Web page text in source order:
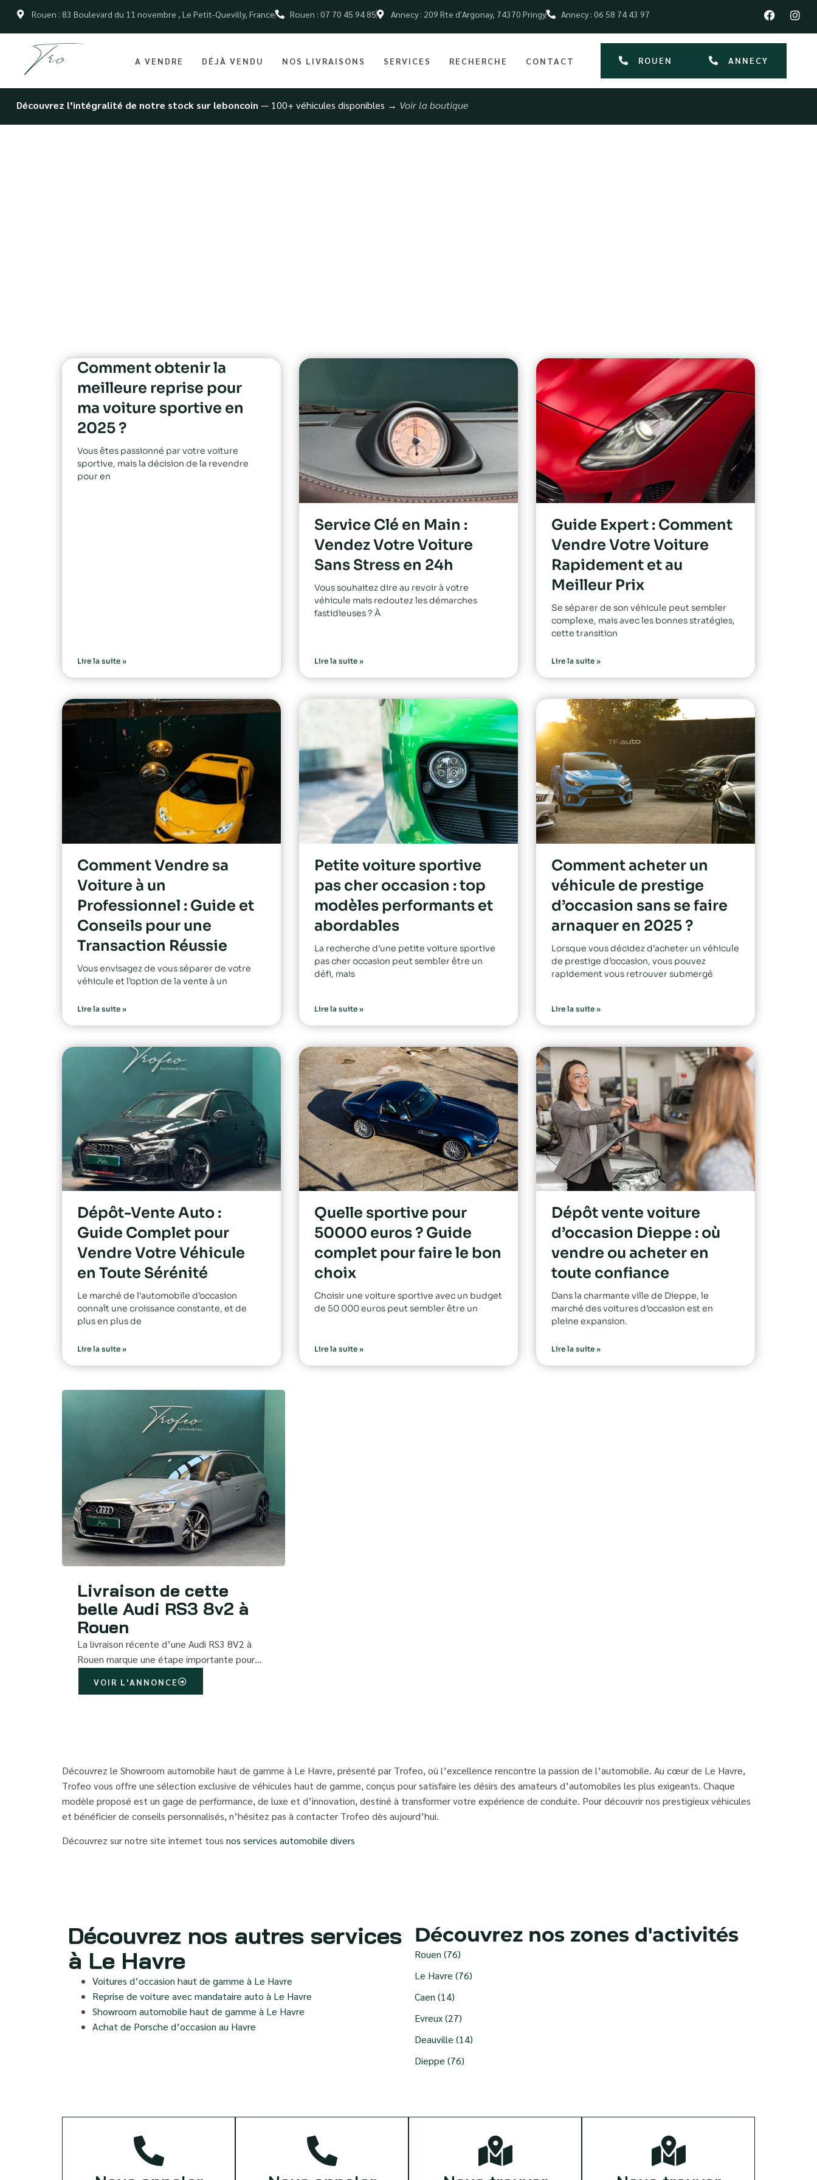
Rouen : 83 Boulevard du 11 novembre , Le Petit-Quevilly, France Rouen : 07 70 45 94 85 Annecy : 209 Rte d'Argonay, 74370 Pringy Annecy : 06 58 74 43 97
A VENDRE DÉJÀ VENDU NOS LIVRAISONS SERVICES RECHERCHE CONTACT ROUEN ANNECY
Découvrez l’intégralité de notre stock sur leboncoin — 100+ véhicules disponibles → Voir la boutique
Comment obtenir la
meilleure reprise pour
ma voiture sportive en
2025 ?
Vous êtes passionné par votre voiture
sportive, mais la décision de la revendre
pour en
Lire la suite »
Service Clé en Main :
Vendez Votre Voiture
Sans Stress en 24h
Vous souhaitez dire au revoir à votre
véhicule mais redoutez les démarches
fastidieuses ? À
Lire la suite »
Guide Expert : Comment
Vendre Votre Voiture
Rapidement et au
Meilleur Prix
Se séparer de son véhicule peut sembler
complexe, mais avec les bonnes stratégies,
cette transition
Lire la suite »
Comment Vendre sa
Voiture à un
Professionnel : Guide et
Conseils pour une
Transaction Réussie
Vous envisagez de vous séparer de votre
véhicule et l’option de la vente à un
Lire la suite »
Petite voiture sportive
pas cher occasion : top
modèles performants et
abordables
La recherche d’une petite voiture sportive
pas cher occasion peut sembler être un
défi, mais
Lire la suite »
Comment acheter un
véhicule de prestige
d’occasion sans se faire
arnaquer en 2025 ?
Lorsque vous décidez d’acheter un véhicule
de prestige d’occasion, vous pouvez
rapidement vous retrouver submergé
Lire la suite »
Dépôt-Vente Auto :
Guide Complet pour
Vendre Votre Véhicule
en Toute Sérénité
Le marché de l’automobile d’occasion
connaît une croissance constante, et de
plus en plus de
Lire la suite »
Quelle sportive pour
50000 euros ? Guide
complet pour faire le bon
choix
Choisir une voiture sportive avec un budget
de 50 000 euros peut sembler être un
Lire la suite »
Dépôt vente voiture
d’occasion Dieppe : où
vendre ou acheter en
toute confiance
Dans la charmante ville de Dieppe, le
marché des voitures d’occasion est en
pleine expansion.
Lire la suite »
Livraison de cette
belle Audi RS3 8v2 à
Rouen
La livraison récente d’une Audi RS3 8V2 à
Rouen marque une étape importante pour…
VOIR L'ANNONCE
Découvrez le Showroom automobile haut de gamme à Le Havre, présenté par Trofeo, où l’excellence rencontre la passion de l’automobile. Au cœur de Le Havre,
Trofeo vous offre une sélection exclusive de véhicules haut de gamme, conçus pour satisfaire les désirs des amateurs d’automobiles les plus exigeants. Chaque
modèle proposé est un gage de performance, de luxe et d’innovation, destiné à transformer votre expérience de conduite. Pour découvrir nos prestigieux véhicules
et bénéficier de conseils personnalisés, n’hésitez pas à contacter Trofeo dès aujourd’hui.
Découvrez sur notre site internet tous nos services automobile divers
Découvrez nos autres services
à Le Havre
Voitures d’occasion haut de gamme à Le Havre
Reprise de voiture avec mandataire auto à Le Havre
Showroom automobile haut de gamme à Le Havre
Achat de Porsche d’occasion au Havre
Découvrez nos zones d'activités
Rouen (76)
Le Havre (76)
Caen (14)
Evreux (27)
Deauville (14)
Dieppe (76)